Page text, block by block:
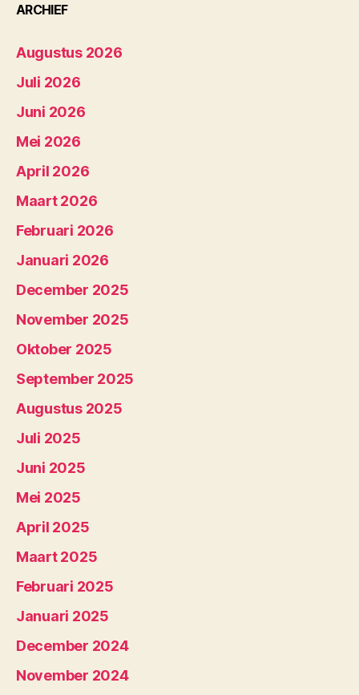
ARCHIEF
Augustus 2026
Juli 2026
Juni 2026
Mei 2026
April 2026
Maart 2026
Februari 2026
Januari 2026
December 2025
November 2025
Oktober 2025
September 2025
Augustus 2025
Juli 2025
Juni 2025
Mei 2025
April 2025
Maart 2025
Februari 2025
Januari 2025
December 2024
November 2024